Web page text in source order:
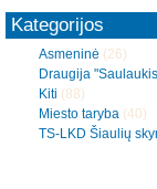
Kategorijos
Asmeninė (26)
Draugija
Kiti (88)
Miesto taryba (40)
TS-LKD Šiaulių